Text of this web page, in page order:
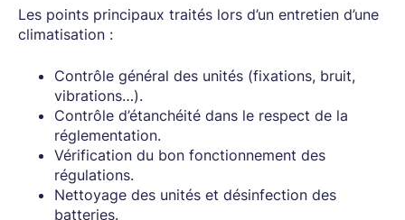
Les points principaux traités lors d’un entretien d’une
climatisation :
Contrôle général des unités (fixations, bruit,
vibrations…).
Contrôle d’étanchéité dans le respect de la
réglementation.
Vérification du bon fonctionnement des
régulations.
Nettoyage des unités et désinfection des
batteries.